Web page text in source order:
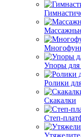
Упоры
Ролики
Скакалки
Степ-